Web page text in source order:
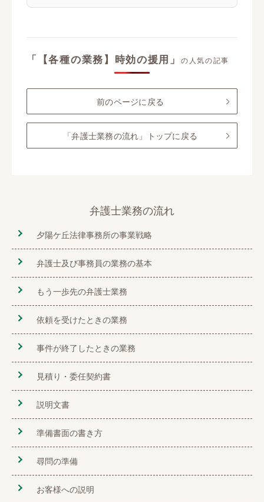
「【各種の業務】時効の援用」 の人気の記事
前のページに戻る
「弁護士業務の流れ」トップに戻る
弁護士業務の流れ
夕陽ケ丘法律事務所の事業戦略
弁護士及び事務員の業務の基本
もう一歩先の弁護士業務
依頼を受けたときの業務
事件が終了したときの業務
見積り・委任契約書
説明文書
準備書面の書き方
尋問の準備
お客様への説明